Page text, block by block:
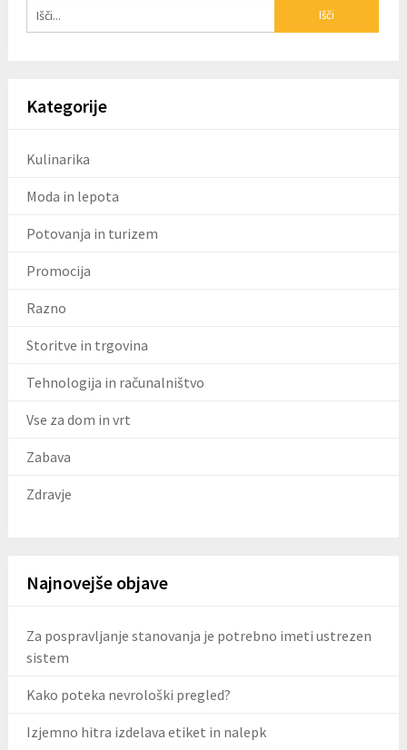
Kategorije
Kulinarika
Moda in lepota
Potovanja in turizem
Promocija
Razno
Storitve in trgovina
Tehnologija in računalništvo
Vse za dom in vrt
Zabava
Zdravje
Najnovejše objave
Za pospravljanje stanovanja je potrebno imeti ustrezen
sistem
Kako poteka nevrološki pregled?
Izjemno hitra izdelava etiket in nalepk